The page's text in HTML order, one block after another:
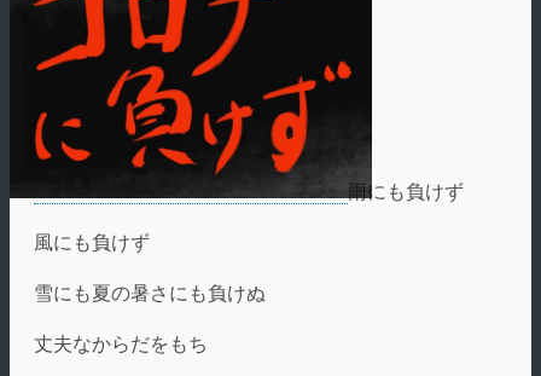
雨にも負けず
風にも負けず
雪にも夏の暑さにも負けぬ
丈夫なからだをもち